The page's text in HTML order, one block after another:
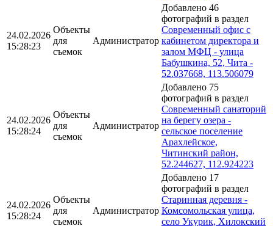
24.02.2026
15:28:23
Объекты
для
съемок
Администратор
Добавлено 46
фотографий в раздел
Современный офис с
кабинетом директора и
залом МФЦ - улица
Бабушкина, 52, Чита -
52.037668, 113.506079
24.02.2026
15:28:24
Объекты
для
съемок
Администратор
Добавлено 75
фотографий в раздел
Современный санаторий
на берегу озера -
сельское поселение
Арахлейское,
Читинский район,
52.244627, 112.924223
24.02.2026
15:28:24
Объекты
для
съемок
Администратор
Добавлено 17
фотографий в раздел
Старинная деревня -
Комсомольская улица,
село Укурик, Хилокский